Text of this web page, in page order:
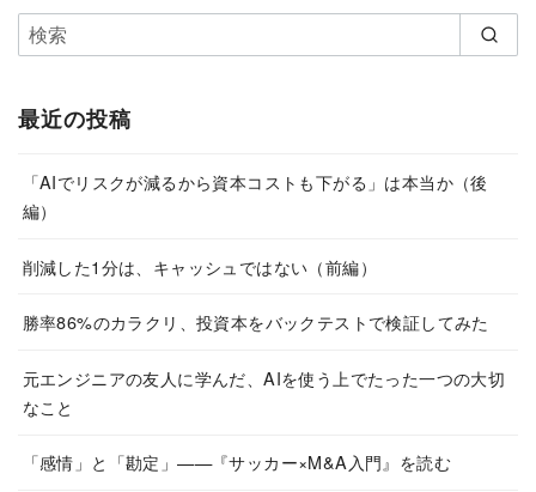
最近の投稿
「AIでリスクが減るから資本コストも下がる」は本当か（後
編）
削減した1分は、キャッシュではない（前編）
勝率86%のカラクリ、投資本をバックテストで検証してみた
元エンジニアの友人に学んだ、AIを使う上でたった一つの大切
なこと
「感情」と「勘定」——『サッカー×M&A入門』を読む